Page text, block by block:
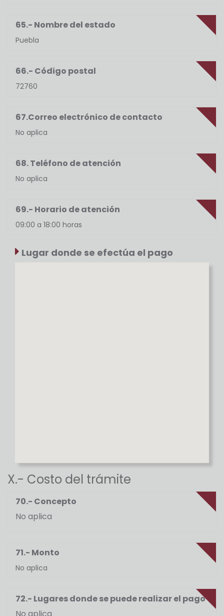
65.- Nombre del estado
Puebla
66.- Código postal
72760
67.Correo electrónico de contacto
No aplica
68. Teléfono de atención
No aplica
69.- Horario de atención
09:00 a 18:00 horas
Lugar donde se efectúa el pago
X.- Costo del trámite
70.- Concepto
No aplica
71.- Monto
No aplica
72.- Lugares donde se puede realizar el pago